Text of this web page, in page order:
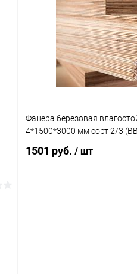
Купить в 1 клик
В избранное
Фанера березовая
4*1500*3000 мм сорт 2/3
1501 руб. / шт